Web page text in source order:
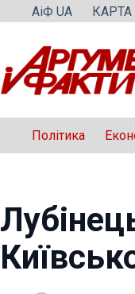
Перейти
вмісту
АіФ UA
Політика